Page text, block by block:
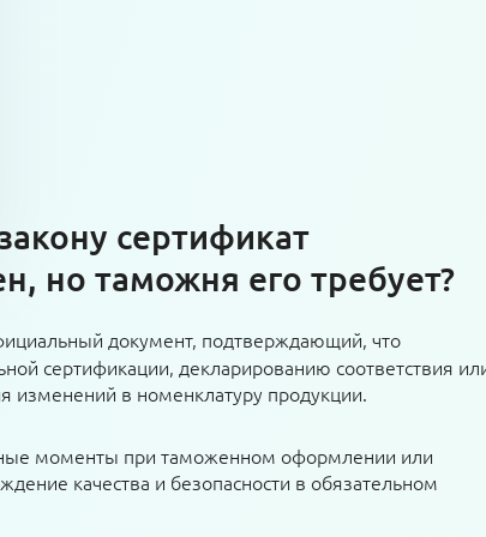
сертификат
но таможня его требует?
документ, подтверждающий, что
сертификации, декларированию соответствия
изменений в номенклатуру продукции.
моменты при таможенном оформлении или
качества и безопасности в обязательном